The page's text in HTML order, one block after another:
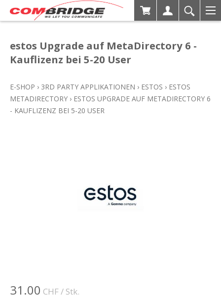
estos Upgrade auf MetaDirectory 6 -
Kauflizenz bei 5-20 User
E-SHOP › 3RD PARTY APPLIKATIONEN › ESTOS › ESTOS
METADIRECTORY › ESTOS UPGRADE AUF METADIRECTORY 6
- KAUFLIZENZ BEI 5-20 USER
31.00 CHF/ Stk.